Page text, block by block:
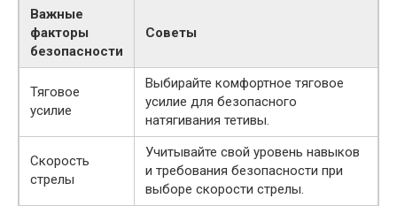
Важные
факторы
безопасности
Советы
Тяговое
усилие
Выбирайте комфортное тяговое
усилие для безопасного
натягивания тетивы.
Скорость
стрелы
Учитывайте свой уровень навыков
и требования безопасности при
выборе скорости стрелы.